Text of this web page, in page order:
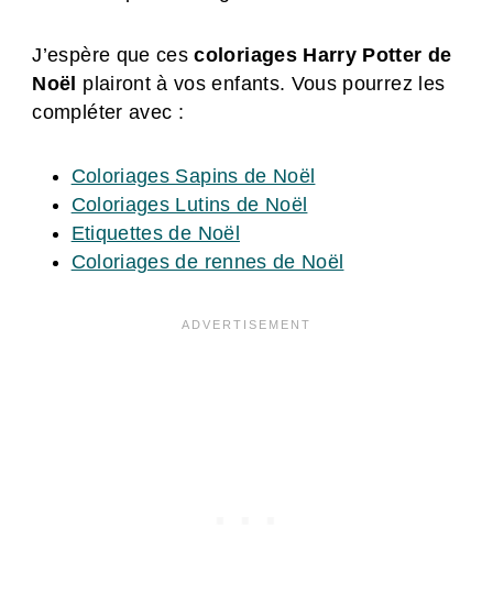
J’espère que cescoloriages Harry Potter de
Noël plairont à vos enfants. Vous pourrez les
compléter avec :
Coloriages Sapins de Noël
Coloriages Lutins de Noël
Etiquettes de Noël
Coloriages de rennes de Noël